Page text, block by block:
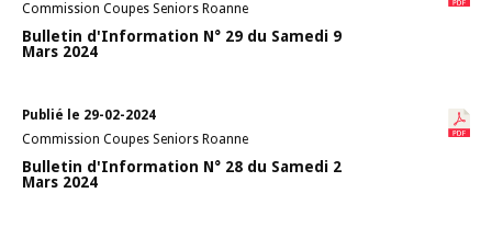
Commission Coupes Seniors Roanne
Bulletin d'Information N° 29 du Samedi 9
Mars 2024
Publié le 29-02-2024
Commission Coupes Seniors Roanne
Bulletin d'Information N° 28 du Samedi 2
Mars 2024